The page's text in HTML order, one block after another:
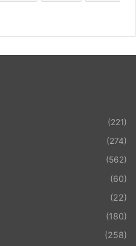
(221)
(274)
(562)
(60)
(22)
(180)
(258)